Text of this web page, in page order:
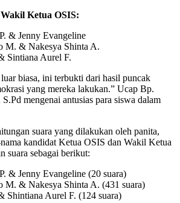
Ketua OSIS:
& Jenny Evangeline
M. & Nakesya Shinta A.
Sintiana Aurel F.
biasa, ini terbukti dari hasil puncak
yang mereka lakukan.” Ucap Bp.
mengenai antusias para siswa dalam
suara yang dilakukan oleh panita,
kandidat Ketua OSIS dan Wakil Ketua
suara sebagai berikut:
& Jenny Evangeline (20 suara)
M. & Nakesya Shinta A. (431 suara)
Shintiana Aurel F. (124 suara)